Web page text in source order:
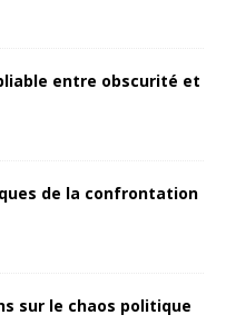
entre obscurité et
de la confrontation
sur le chaos politique